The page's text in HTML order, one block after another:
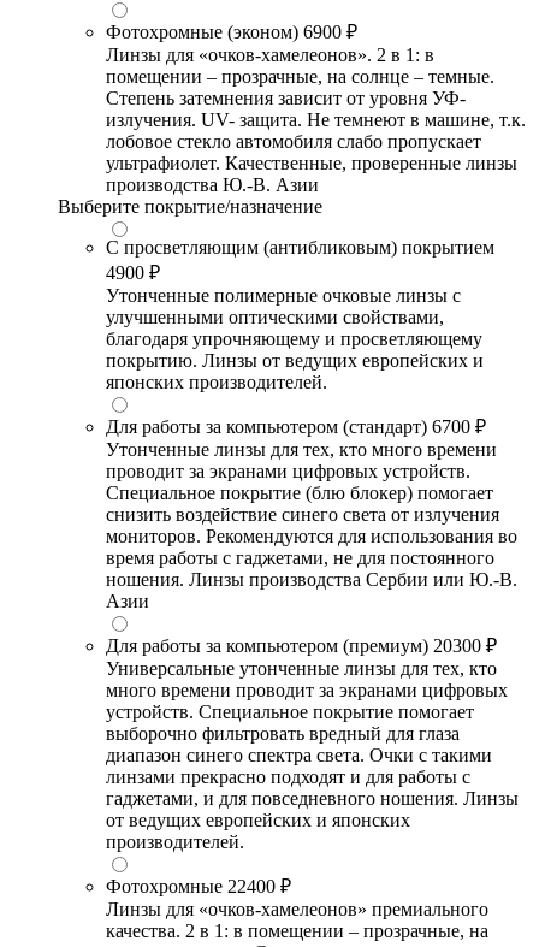
Фотохромные (эконом) 6900 ₽
Линзы для «очков-хамелеонов». 2 в 1: в
помещении – прозрачные, на солнце – темные.
Степень затемнения зависит от уровня УФ-
излучения. UV- защита. Не темнеют в машине, т.к.
лобовое стекло автомобиля слабо пропускает
ультрафиолет. Качественные, проверенные линзы
производства Ю.-В. Азии
Выберите покрытие/назначение
С просветляющим (антибликовым) покрытием
4900 ₽
Утонченные полимерные очковые линзы с
улучшенными оптическими свойствами,
благодаря упрочняющему и просветляющему
покрытию. Линзы от ведущих европейских и
японских производителей.
Для работы за компьютером (стандарт) 6700 ₽
Утонченные линзы для тех, кто много времени
проводит за экранами цифровых устройств.
Специальное покрытие (блю блокер) помогает
снизить воздействие синего света от излучения
мониторов. Рекомендуются для использования во
время работы с гаджетами, не для постоянного
ношения. Линзы производства Сербии или Ю.-В.
Азии
Для работы за компьютером (премиум) 20300 ₽
Универсальные утонченные линзы для тех, кто
много времени проводит за экранами цифровых
устройств. Специальное покрытие помогает
выборочно фильтровать вредный для глаза
диапазон синего спектра света. Очки с такими
линзами прекрасно подходят и для работы с
гаджетами, и для повседневного ношения. Линзы
от ведущих европейских и японских
производителей.
Фотохромные 22400 ₽
Линзы для «очков-хамелеонов» премиального
качества. 2 в 1: в помещении – прозрачные, на